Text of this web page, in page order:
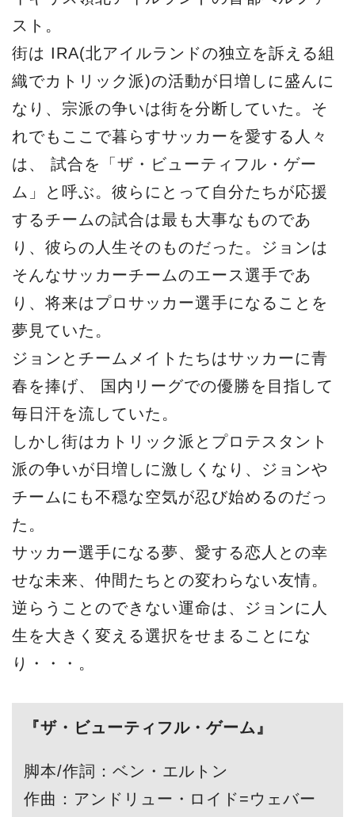
スト。
街は IRA(北アイルランドの独立を訴える組
織でカトリック派)の活動が日増しに盛んに
なり、宗派の争いは街を分断していた。そ
れでもここで暮らすサッカーを愛する人々
は、 試合を「ザ・ビューティフル・ゲー
ム」と呼ぶ。彼らにとって自分たちが応援
するチームの試合は最も大事なものであ
り、彼らの人生そのものだった。ジョンは
そんなサッカーチームのエース選手であ
り、将来はプロサッカー選手になることを
夢見ていた。
ジョンとチームメイトたちはサッカーに青
春を捧げ、 国内リーグでの優勝を目指して
毎日汗を流していた。
しかし街はカトリック派とプロテスタント
派の争いが日増しに激しくなり、ジョンや
チームにも不穏な空気が忍び始めるのだっ
た。
サッカー選手になる夢、愛する恋人との幸
せな未来、仲間たちとの変わらない友情。
逆らうことのできない運命は、ジョンに人
生を大きく変える選択をせまることにな
り・・・。
『ザ・ビューティフル・ゲーム』
脚本/作詞：ベン・エルトン
作曲：アンドリュー・ロイド=ウェバー